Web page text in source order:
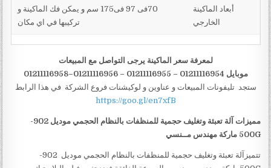
أبعاد الماكينة
الخارجي
70فى 97 فى175 سم و يمكن فك الماكينة و
تركيبها في اي مكان
لمعرفة سعر الماكينة يرجى التواصل مع المبيعات
موبايل 01211116954 – 01211116955 – 01211116956–01211116958
ستجد تليفونات المبيعات و عناوين و لوكيشنات فروع الشركة في هذا الرابط
https://goo.gl/en7xfB
مميزات آلة تعبئة وتغليف حجمية للمنظفات بالنظام الحجمي موديل
902-
500G ماركة مهندس مــنسي
تتميزآلة تعبئة وتغليف حجمية للمنظفات بالنظام الحجمي موديل 902-